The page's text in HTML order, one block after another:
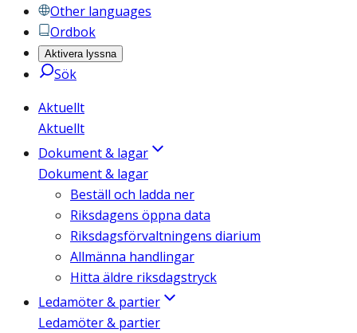
Other languages
Ordbok
Aktivera lyssna
Sök
Aktuellt
Aktuellt
Dokument & lagar
Dokument & lagar
Beställ och ladda ner
Riksdagens öppna data
Riksdagsförvaltningens diarium
Allmänna handlingar
Hitta äldre riksdagstryck
Ledamöter & partier
Ledamöter & partier